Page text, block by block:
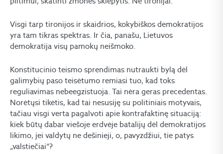
Visgi tarp tironijos ir skaidrios, kokybiškos demokratijos
yra tam tikras spektras. Ir čia, panašu, Lietuvos
demokratija visų pamokų neišmoko.
Konstitucinio teismo sprendimas nutraukti bylą dėl
galimybių paso teisėtumo remiasi tuo, kad toks
reguliavimas nebeegzistuoja. Tai nėra geras precedentas.
Norėtųsi tikėtis, kad tai nesusiję su politiniais motyvais,
tačiau visgi verta pagalvoti apie kontrafaktinę situaciją:
kiek būtų dabar viešoje erdvėje batalijų dėl demokratijos
likimo, jei valdytų ne dešinieji, o, pavyzdžiui, tie patys
„valstiečiai“?